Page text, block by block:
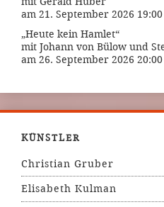
am 21. September 2026 19:00
„Heute kein Hamlet“
mit Johann von Bülow und
am 26. September 2026 20:00
KÜNSTLER
Christian Gruber
Elisabeth Kulman